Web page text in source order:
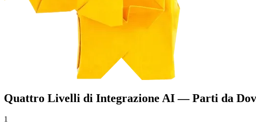
Quattro Livelli di Integrazione AI — Parti da
1